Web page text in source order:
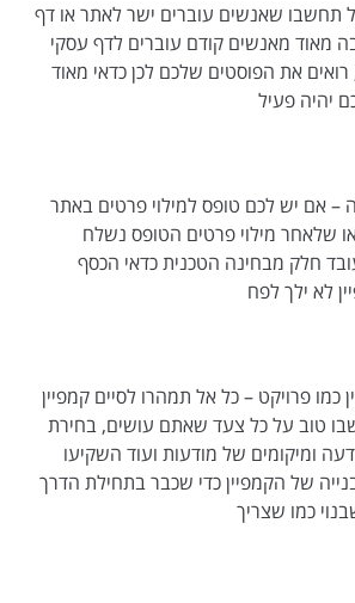
תחשבו שאנשים עוברים ישר לאתר או דף
מאוד מאנשים קודם עוברים לדף עסקי
את הפוסטים שלכם לכן כדאי מאוד
יהיה פעיל
אם יש לכם טופס למילוי פרטים באתר
שלאחר מילוי פרטים הטופס נשלח
חלק מבחינה הטכנית כדאי הכסף
לא ילך לפח
כמו פרויקט – כל אל תמהרו לסיים קמפיין
טוב על כל צעד שאתם עושים, בחירת
ומיקומים של מודעות ועוד השקיעו
של הקמפיין כדי שכבר בתחילת הדרך
כמו שצריך